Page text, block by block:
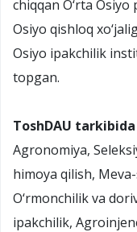
chiqqan O‘rta
Osiyo qishloq
Osiyo ipakchilik
topgan.
ToshDAU
Agronomiya,
himoya qilish,
O‘rmonchilik va
ipakchilik,